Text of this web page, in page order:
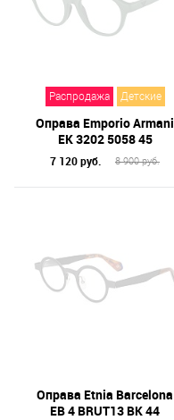
Распродажа Детские
Оправа Emporio Armani
EK 3202 5058 45
7 120 руб. 8 900 руб.
Оправа Etnia Barcelona
EB 4 BRUT13 BK 44